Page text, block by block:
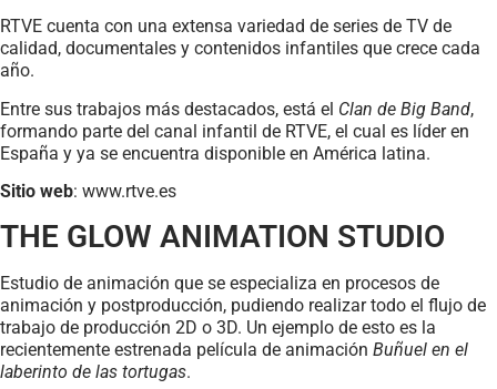
RTVE cuenta con una extensa variedad de series de TV de
calidad, documentales y contenidos infantiles que crece cada
año.
Entre sus trabajos más destacados, está el Clan de Big Band,
formando parte del canal infantil de RTVE, el cual es líder en
España y ya se encuentra disponible en América latina.
Sitio web: www.rtve.es
THE GLOW ANIMATION STUDIO
Estudio de animación que se especializa en procesos de
animación y postproducción, pudiendo realizar todo el flujo de
trabajo de producción 2D o 3D. Un ejemplo de esto es la
recientemente estrenada película de animación Buñuel en el
laberinto de las tortugas.